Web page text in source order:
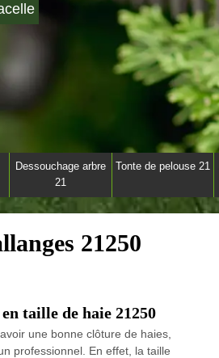
Dessouchage arbre
21
Tonte de pelouse 21
21250
taille de haie 21250
une bonne clôture de haies,
professionnel. En effet, la taille